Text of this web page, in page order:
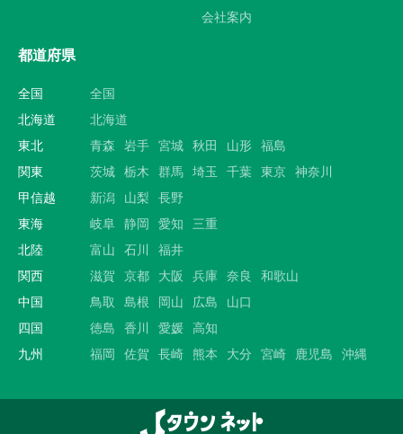
会社案内
都道府県
全国
全国
北海道
北海道
東北
青森 岩手 宮城 秋田 山形 福島
関東
茨城 栃木 群馬 埼玉 千葉 東京 神奈川
甲信越
新潟 山梨
長野
東海
岐阜 静岡 愛知
三重
北陸
富山 石川
福井
関西
滋賀 京都 大阪 兵庫 奈良
和歌山
中国
鳥取 島根 岡山 広島
山口
四国
徳島 香川 愛媛 高知
九州
福岡 佐賀 長崎 熊本 大分 宮崎 鹿児島 沖縄